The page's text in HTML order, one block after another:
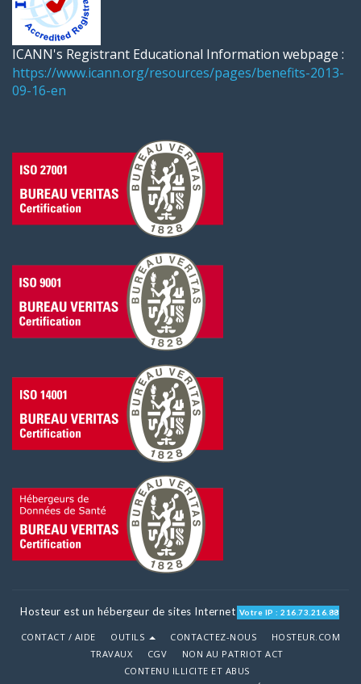
ICANN's Registrant Educational Information webpage :
https://www.icann.org/resources/pages/benefits-2013-
09-16-en
Hosteur est un hébergeur de sites Internet Votre IP : 216.73.216.88
CONTACT / AIDE OUTILS CONTACTEZ-NOUS
HOSTEUR.COM
TRAVAUX
CGV
NON AU PATRIOT ACT
CONTENU ILLICITE ET ABUS